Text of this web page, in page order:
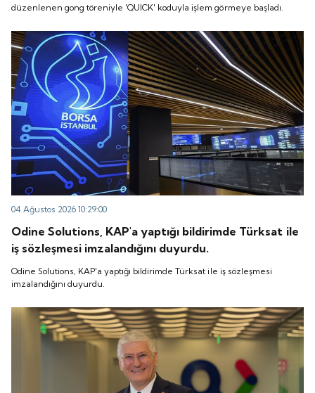
düzenlenen gong töreniyle 'QUICK' koduyla işlem görmeye başladı.
04 Ağustos 2026 10:29:00
Odine Solutions, KAP'a yaptığı bildirimde Türksat ile
iş sözleşmesi imzalandığını duyurdu.
Odine Solutions, KAP'a yaptığı bildirimde Türksat ile iş sözleşmesi
imzalandığını duyurdu.